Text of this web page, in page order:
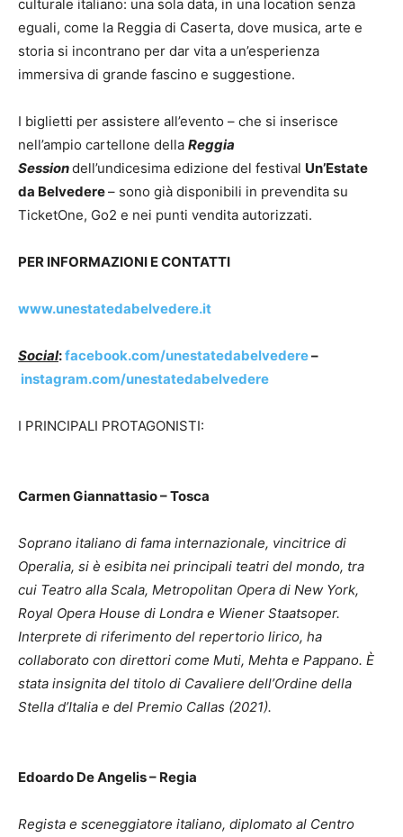
culturale italiano: una sola data, in una location senza
eguali, come la Reggia di Caserta, dove musica, arte e
storia si incontrano per dar vita a un’esperienza
immersiva di grande fascino e suggestione.
I biglietti per assistere all’evento – che si inserisce
nell’ampio cartellone della Reggia
Sessiondell’undicesima edizione del festival Un’Estate
da Belvedere– sono già disponibili in prevendita su
TicketOne, Go2 e nei punti vendita autorizzati.
PER INFORMAZIONI E CONTATTI
www.unestatedabelvedere.it
Social:facebook.com/unestatedabelvedere–
instagram.com/unestatedabelvedere
I PRINCIPALI PROTAGONISTI:
Carmen Giannattasio – Tosca
Soprano italiano di fama internazionale, vincitrice di
Operalia, si è esibita nei principali teatri del mondo, tra
cui Teatro alla Scala, Metropolitan Opera di New York,
Royal Opera House di Londra e Wiener Staatsoper.
Interprete di riferimento del repertorio lirico, ha
collaborato con direttori come Muti, Mehta e Pappano. È
stata insignita del titolo di Cavaliere dell’Ordine della
Stella d’Italia e del Premio Callas (2021).
Edoardo De Angelis – Regia
Regista e sceneggiatore italiano, diplomato al Centro